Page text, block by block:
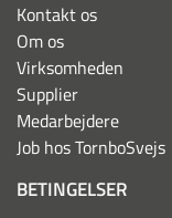
Kontakt os
Om os
Virksomheden
Supplier
Medarbejdere
Job hos TornboSvejs
BETINGELSER